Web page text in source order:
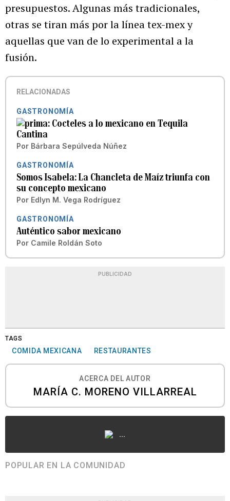
presupuestos. Algunas más tradicionales,
otras se tiran más por la línea tex-mex y
aquellas que van de lo experimental a la
fusión.
RELACIONADAS
GASTRONOMÍA
Cocteles a lo mexicano en Tequila
Cantina
Por Bárbara Sepúlveda Núñez
GASTRONOMÍA
Somos Isabela: La Chancleta de Maíz triunfa con
su concepto mexicano
Por Edlyn M. Vega Rodríguez
GASTRONOMÍA
Auténtico sabor mexicano
Por Camile Roldán Soto
PUBLICIDAD
TAGS
COMIDA MEXICANA RESTAURANTES
ACERCA DEL AUTOR
MARÍA C. MORENO VILLARREAL
...
POPULAR EN LA COMUNIDAD